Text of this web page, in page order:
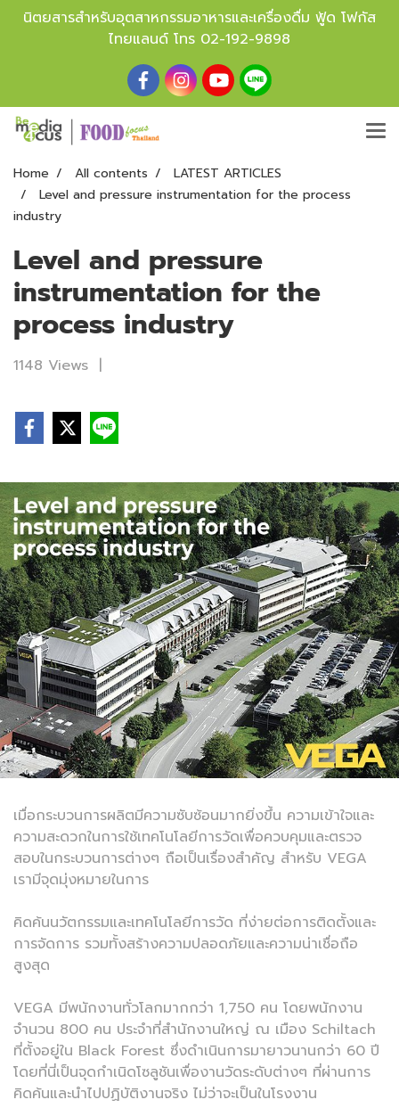
นิตยสารสำหรับอุตสาหกรรมอาหารและเครื่องดื่ม ฟู้ด โฟกัส
ไทยแลนด์ โทร 02-192-9898
Home All contents
LATEST ARTICLES
Level and pressure instrumentation for the process
industry
Level and pressure
instrumentation for the
process industry
1148 Views |
เมื่อกระบวนการผลิตมีความซับซ้อนมากยิ่งขึ้น ความเข้าใจและ
ความสะดวกในการใช้เทคโนโลยีการวัดเพื่อควบคุมและตรวจ
สอบในกระบวนการต่างๆ ถือเป็นเรื่องสำคัญ สำหรับ VEGA
เรามีจุดมุ่งหมายในการ
คิดค้นนวัตกรรมและเทคโนโลยีการวัด ที่ง่ายต่อการติดตั้งและ
การจัดการ รวมทั้งสร้างความปลอดภัยและความน่าเชื่อถือ
สูงสุด
VEGA มีพนักงานทั่วโลกมากกว่า 1,750 คน โดยพนักงาน
จำนวน 800 คน ประจำที่สำนักงานใหญ่ ณ เมือง Schiltach
ที่ตั้งอยู่ใน Black Forest ซึ่งดำเนินการมายาวนานกว่า 60 ปี
โดยที่นี่เป็นจุดกำเนิดโซลูชันเพื่องานวัดระดับต่างๆ ที่ผ่านการ
คิดค้นและนำไปปฏิบัติงานจริง ไม่ว่าจะเป็นในโรงงาน